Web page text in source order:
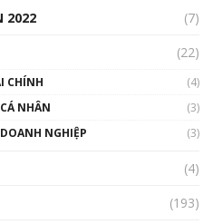
uptrend trong năm 2023? |
Phổ cập Blockchain
00:02:14
Nhìn lại năm 2022: Những
2022
(7)
(22)
CHÍNH
(4)
NHÂN
(3)
NGHIỆP
(3)
(4)
(193)